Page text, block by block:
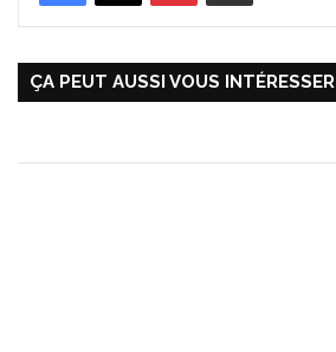
ÇA PEUT AUSSI VOUS INTÉRESSER